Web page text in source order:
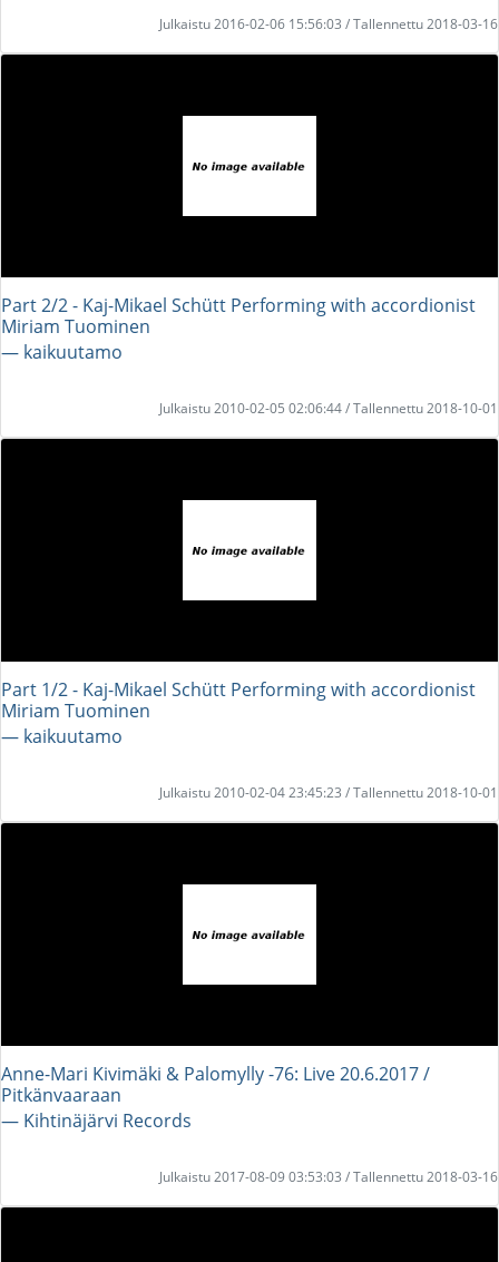
Julkaistu 2016-02-06 15:56:03 / Tallennettu 2018-03-16
Part 2/2 - Kaj-Mikael Schütt Performing with accordionist
Miriam Tuominen
― kaikuutamo
Julkaistu 2010-02-05 02:06:44 / Tallennettu 2018-10-01
Part 1/2 - Kaj-Mikael Schütt Performing with accordionist
Miriam Tuominen
― kaikuutamo
Julkaistu 2010-02-04 23:45:23 / Tallennettu 2018-10-01
Anne-Mari Kivimäki & Palomylly -76: Live 20.6.2017 /
Pitkänvaaraan
― Kihtinäjärvi Records
Julkaistu 2017-08-09 03:53:03 / Tallennettu 2018-03-16